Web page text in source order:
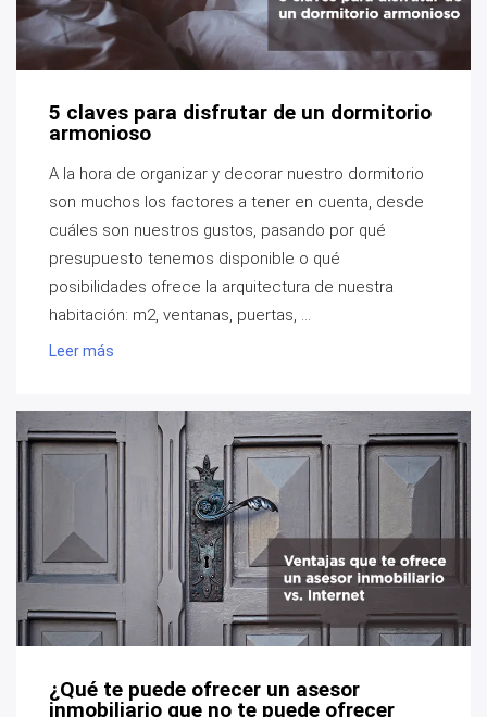
5 claves para disfrutar de un dormitorio
armonioso
A la hora de organizar y decorar nuestro dormitorio
son muchos los factores a tener en cuenta, desde
cuáles son nuestros gustos, pasando por qué
presupuesto tenemos disponible o qué
posibilidades ofrece la arquitectura de nuestra
habitación: m2, ventanas, puertas, ...
Leer más
¿Qué te puede ofrecer un asesor
inmobiliario que no te puede ofrecer